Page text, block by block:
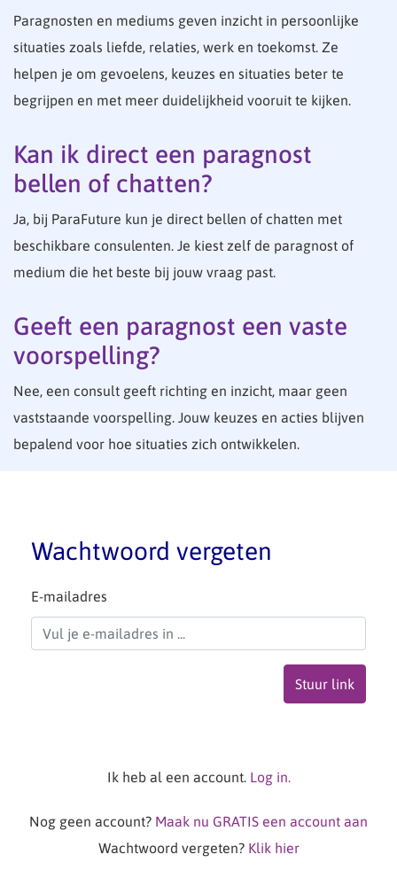
Paragnosten en mediums geven inzicht in persoonlijke
situaties zoals liefde, relaties, werk en toekomst. Ze
helpen je om gevoelens, keuzes en situaties beter te
begrijpen en met meer duidelijkheid vooruit te kijken.
Kan ik direct een paragnost
bellen of chatten?
Ja, bij ParaFuture kun je direct bellen of chatten met
beschikbare consulenten. Je kiest zelf de paragnost of
medium die het beste bij jouw vraag past.
Geeft een paragnost een vaste
voorspelling?
Nee, een consult geeft richting en inzicht, maar geen
vaststaande voorspelling. Jouw keuzes en acties blijven
bepalend voor hoe situaties zich ontwikkelen.
Wachtwoord vergeten
E-mailadres
Ik heb al een account. Log in.
Nog geen account? Maak nu GRATIS een account aan
Wachtwoord vergeten? Klik hier